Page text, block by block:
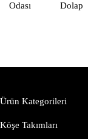
Odası
Dolap
Ürün Kategorileri
Köşe Takımları